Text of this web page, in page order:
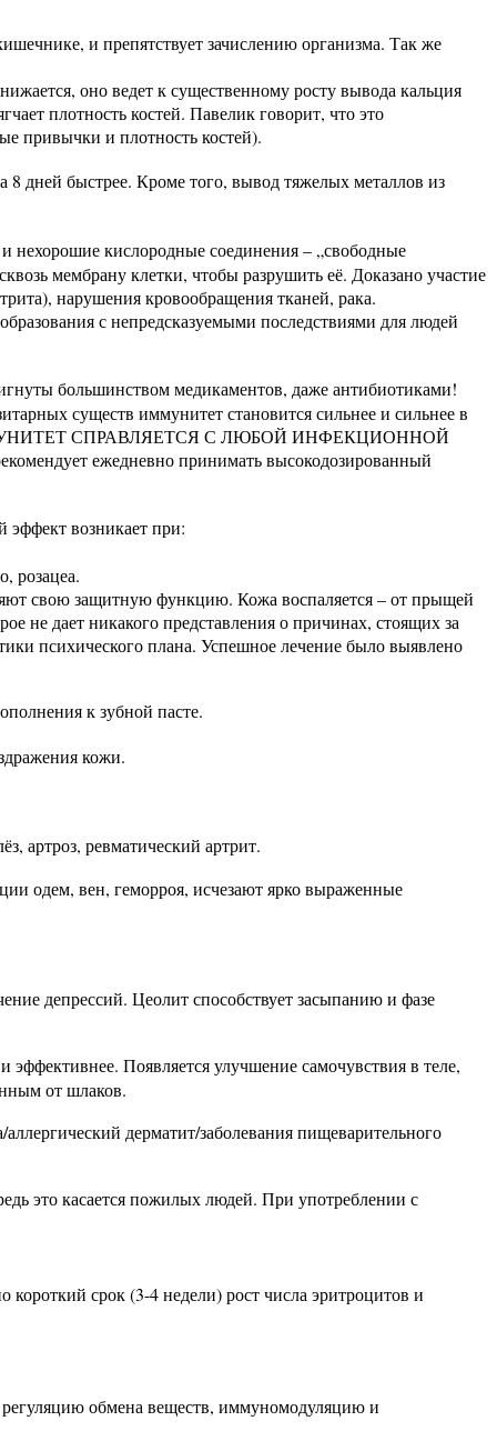
и препятствует зачислению организма. Так же
оно ведет к существенному росту вывода кальция
плотность костей. Павелик говорит, что это
привычки и плотность костей).
дней быстрее. Кроме того, вывод тяжелых металлов из
нехорошие кислородные соединения – „свободные
мембрану клетки, чтобы разрушить её. Доказано участие
нарушения кровообращения тканей, рака.
с непредсказуемыми последствиями для людей
большинством медикаментов, даже антибиотиками!
существ иммунитет становится сильнее и сильнее в
ИММУНИТЕТ СПРАВЛЯЕТСЯ С ЛЮБОЙ ИНФЕКЦИОННОЙ
ежедневно принимать высокодозированный
возникает при:
розацеа.
свою защитную функцию. Кожа воспаляется – от прыщей
не дает никакого представления о причинах, стоящих за
психического плана. Успешное лечение было выявлено
к зубной пасте.
кожи.
артроз, ревматический артрит.
одем, вен, геморроя, исчезают ярко выраженные
депрессий. Цеолит способствует засыпанию и фазе
Появляется улучшение самочувствия в теле,
от шлаков.
дерматит/заболевания пищеварительного
это касается пожилых людей. При употреблении с
короткий срок (3-4 недели) рост числа эритроцитов и
обмена веществ, иммуномодуляцию и